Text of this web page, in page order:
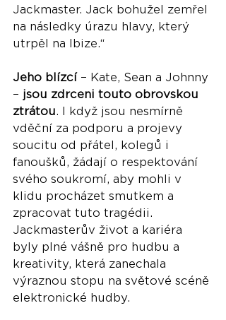
Jackmaster. Jack bohužel zemřel
na následky úrazu hlavy, který
utrpěl na Ibize.“
Jeho blízcí – Kate, Sean a Johnny
– jsou zdrceni touto obrovskou
ztrátou. I když jsou nesmírně
vděční za podporu a projevy
soucitu od přátel, kolegů i
fanoušků, žádají o respektování
svého soukromí, aby mohli v
klidu procházet smutkem a
zpracovat tuto tragédii.
Jackmasterův život a kariéra
byly plné vášně pro hudbu a
kreativity, která zanechala
výraznou stopu na světové scéně
elektronické hudby.